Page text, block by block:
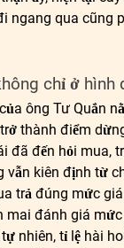
ngang qua cũng
chỉ ở hình
ông Tư Quắn
thành điểm
đã đến hỏi mua,
vẫn kiên định từ
trả đúng mức
mai đánh giá
nhiên, tỉ lệ hài